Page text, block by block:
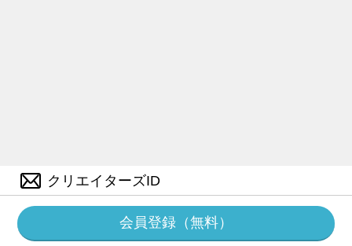
クリエイターズID
会員登録（無料）